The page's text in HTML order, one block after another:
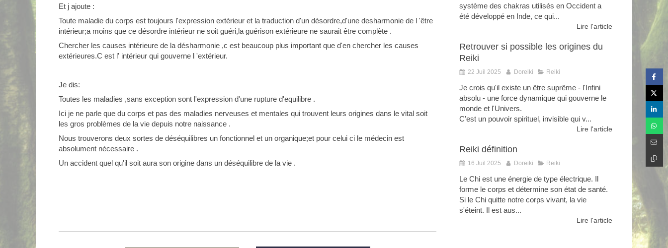
Et j ajoute :
Toute maladie du corps est toujours l'expression extérieur et la traduction d'un désordre,d'une desharmonie de l 'être
intérieur;a moins que ce désordre intérieur ne soit guéri,la guérison extérieure ne saurait être complète .
Chercher les causes intérieure de la désharmonie ,c est beaucoup plus important que d'en chercher les causes
extérieures.C est l' intérieur qui gouverne l 'extérieur.
Je dis:
Toutes les maladies ,sans exception sont l'expression d'une rupture d'equilibre .
Ici je ne parle que du corps et pas des maladies nerveuses et mentales qui trouvent leurs origines dans le vital soit
les gros problèmes de la vie depuis notre naissance .
Nous trouverons deux sortes de déséquilibres un fonctionnel et un organique;et pour celui ci le médecin est
absolument nécessaire .
Un accident quel qu'il soit aura son origine dans un déséquilibre de la vie .
système des chakras utilisés en Occident a
été développé en Inde, ce qui...
Lire l'article
Retrouver si possible les origines du
Reiki
22 Juil 2025 Doreiki Reiki
Je crois qu'il existe un être suprême - l'Infini
absolu - une force dynamique qui gouverne le
monde et l'Univers.
C'est un pouvoir spirituel, invisible qui v...
Lire l'article
Reiki définition
16 Juil 2025 Doreiki Reiki
Le Chi est une énergie de type électrique. Il
forme le corps et détermine son état de santé.
Si le Chi quitte notre corps vivant, la vie
s'éteint. Il est aus...
Lire l'article